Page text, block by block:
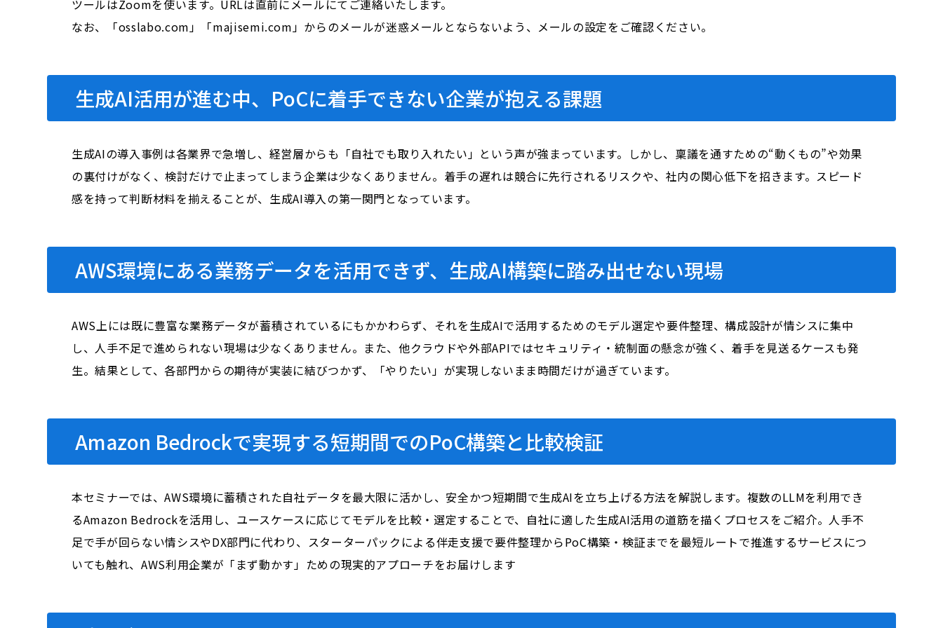
ツールはZoomを使います。URLは直前にメールにてご連絡いたします。
なお、「osslabo.com」「majisemi.com」からのメールが迷惑メールとならないよう、メールの設定をご確認ください。
生成AI活用が進む中、PoCに着手できない企業が抱える課題
生成AIの導入事例は各業界で急増し、経営層からも「自社でも取り入れたい」という声が強まっています。しかし、稟議を通すための“動くもの”や効果
の裏付けがなく、検討だけで止まってしまう企業は少なくありません。着手の遅れは競合に先行されるリスクや、社内の関心低下を招きます。スピード
感を持って判断材料を揃えることが、生成AI導入の第一関門となっています。
AWS環境にある業務データを活用できず、生成AI構築に踏み出せない現場
AWS上には既に豊富な業務データが蓄積されているにもかかわらず、それを生成AIで活用するためのモデル選定や要件整理、構成設計が情シスに集中
し、人手不足で進められない現場は少なくありません。また、他クラウドや外部APIではセキュリティ・統制面の懸念が強く、着手を見送るケースも発
生。結果として、各部門からの期待が実装に結びつかず、「やりたい」が実現しないまま時間だけが過ぎています。
Amazon Bedrockで実現する短期間でのPoC構築と比較検証
本セミナーでは、AWS環境に蓄積された自社データを最大限に活かし、安全かつ短期間で生成AIを立ち上げる方法を解説します。複数のLLMを利用でき
るAmazon Bedrockを活用し、ユースケースに応じてモデルを比較・選定することで、自社に適した生成AI活用の道筋を描くプロセスをご紹介。人手不
足で手が回らない情シスやDX部門に代わり、スターターパックによる伴走支援で要件整理からPoC構築・検証までを最短ルートで推進するサービスにつ
いても触れ、AWS利用企業が「まず動かす」ための現実的アプローチをお届けします